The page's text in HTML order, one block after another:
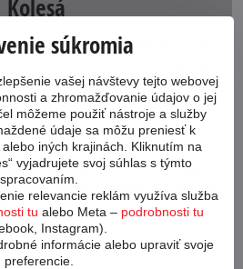
Kolesá
Shimano nábojov TC500, ktoré sa
tvoju energiu previedol na pohyb
bicykla vpred.
pomocou matice CenterLock.
plášťov Maxxis Ikon s rozmerom
tlmeniu v teréne, ale neuberá
z rýchlosti.
súkromia
vašej návštevy tejto webovej
a zhromažďovanie údajov o jej
môžeme použiť nástroje a služby
údaje sa môžu preniesť k
iných krajinách. Kliknutím na
vyjadrujete svoj súhlas s týmto
spracovaním.
relevancie reklám využíva služba
tu alebo Meta – podrobnosti tu
Instagram).
informácie alebo upraviť svoje
preferencie.